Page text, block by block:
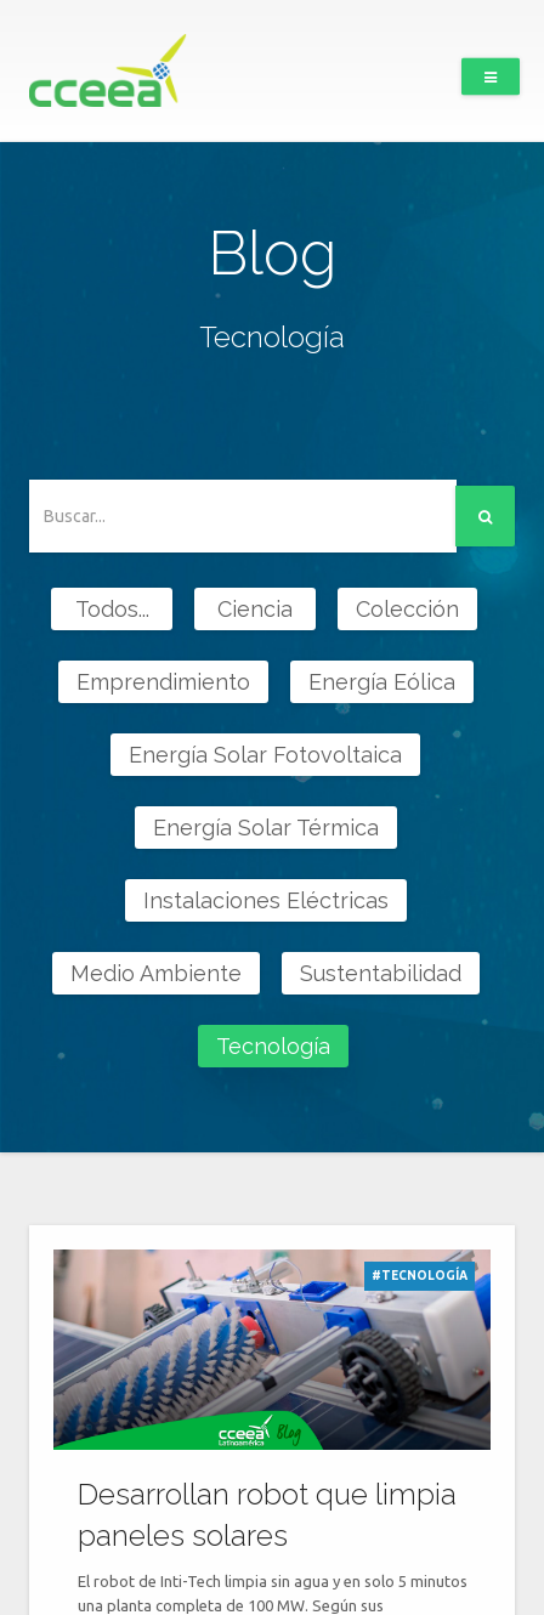
Blog
Tecnología
Todos... Ciencia Colección
Emprendimiento Energía Eólica
Energía Solar Fotovoltaica
Energía Solar Térmica
Instalaciones Eléctricas
Medio Ambiente Sustentabilidad
Tecnología
#TECNOLOGÍA
Desarrollan robot que limpia
paneles solares
El robot de Inti-Tech limpia sin agua y en solo 5 minutos
una planta completa de 100 MW. Según sus